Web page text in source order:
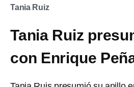
Tania Ruiz
Tania Ruiz
con Enrique